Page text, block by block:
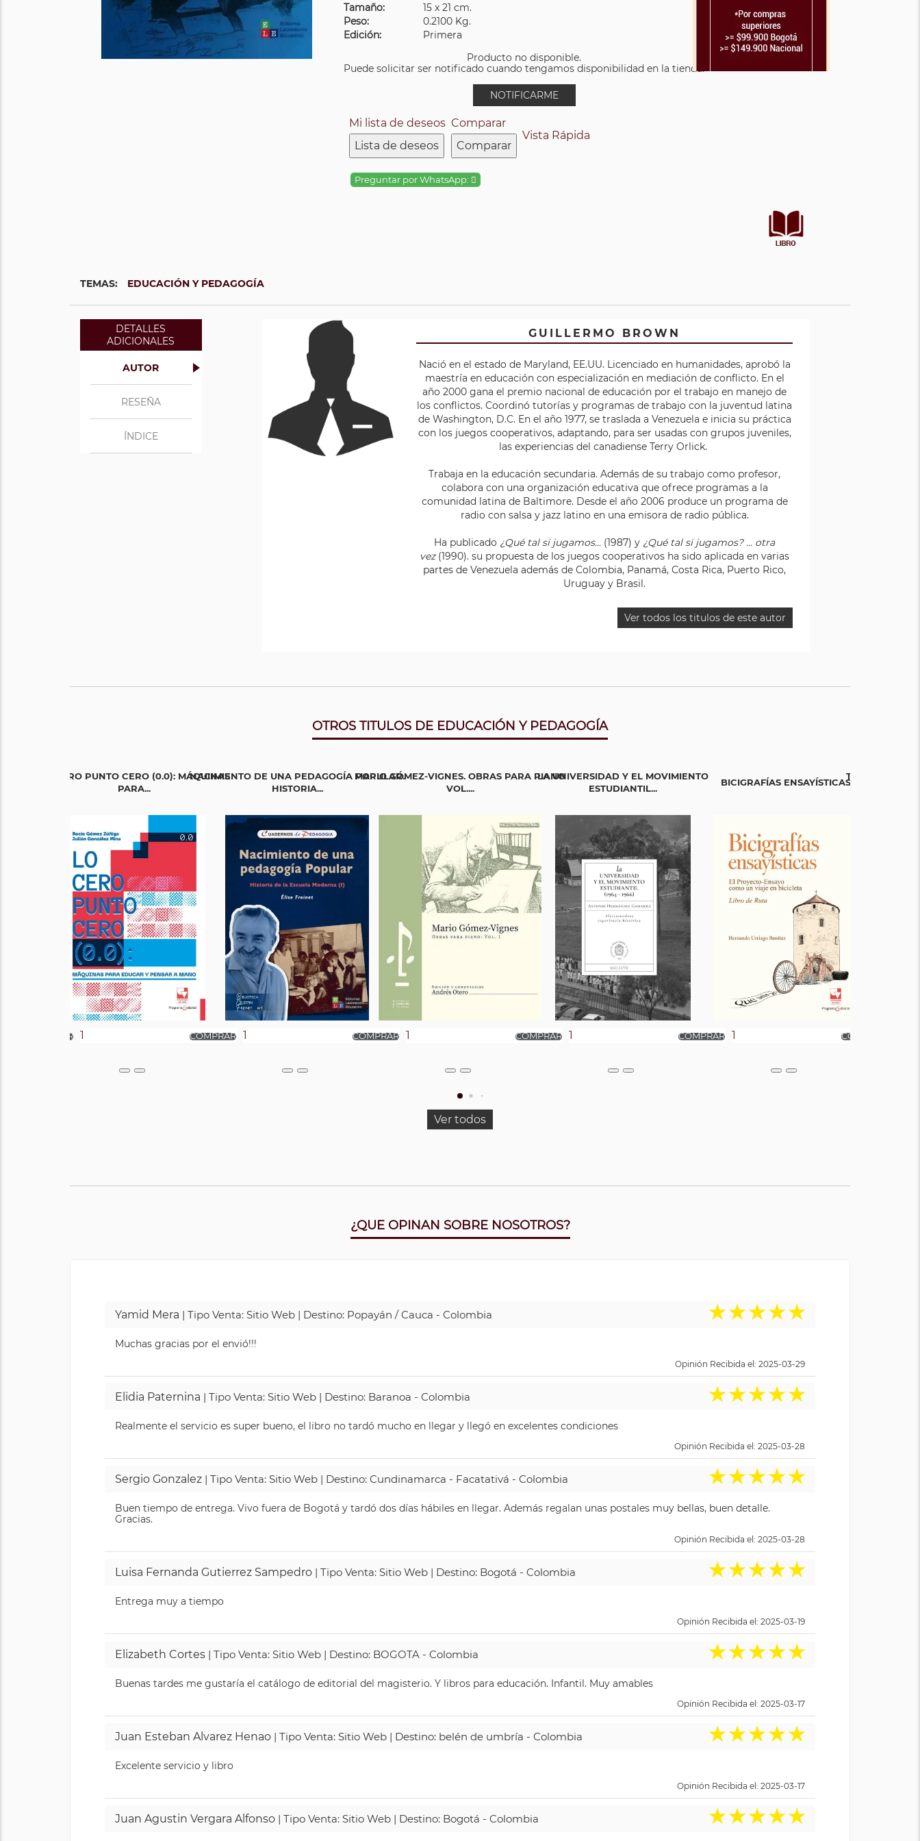
Tamaño:
15 x 21 cm.
Peso:
0.2100 Kg.
Edición:
Primera
Producto no disponible.
Puede solicitar ser notificado cuando tengamos disponibilidad en la tienda.
NOTIFICARME
Mi lista de deseos
Lista de deseos
Comparar
Comparar
Vista Rápida
Preguntar por WhatsApp:
TEMAS: EDUCACIÓN Y PEDAGOGÍA
DETALLES
ADICIONALES
AUTOR
RESEÑA
ÍNDICE
GUILLERMO BROWN
Nació en el estado de Maryland, EE.UU. Licenciado en humanidades, aprobó la
maestría en educación con especialización en mediación de conflicto. En el
año 2000 gana el premio nacional de educación por el trabajo en manejo de
los conflictos. Coordinó tutorías y programas de trabajo con la juventud latina
de Washington, D.C. En el año 1977, se traslada a Venezuela e inicia su práctica
con los juegos cooperativos, adaptando, para ser usadas con grupos juveniles,
las experiencias del canadiense Terry Orlick.
Trabaja en la educación secundaria. Además de su trabajo como profesor,
colabora con una organización educativa que ofrece programas a la
comunidad latina de Baltimore. Desde el año 2006 produce un programa de
radio con salsa y jazz latino en una emisora de radio pública.
Ha publicado ¿Qué tal si jugamos... (1987) y ¿Qué tal si jugamos? ... otra
vez(1990). su propuesta de los juegos cooperativos ha sido aplicada en varias
partes de Venezuela además de Colombia, Panamá, Costa Rica, Puerto Rico,
Uruguay y Brasil.
Ver todos los titulos de este autor
OTROS TITULOS DE EDUCACIÓN Y PEDAGOGÍA
LO CERO PUNTO CERO (0.0): MÁQUINAS
PARA...
NACIMIENTO DE UNA PEDAGOGÍA POPULAR.
HISTORIA...
MARIO GÓMEZ-VIGNES. OBRAS PARA PIANO
VOL....
LA UNIVERSIDAD Y EL MOVIMIENTO
ESTUDIANTIL...
BICIGRAFÍAS ENSAYÍSTICAS
TEJIENDO
Ver todos
¿QUE OPINAN SOBRE NOSOTROS?
Yamid Mera | Tipo Venta: Sitio Web | Destino: Popayán / Cauca - Colombia ★★★★★
Muchas gracias por el envió!!!
Opinión Recibida el: 2025-03-29
Elidia Paternina | Tipo Venta: Sitio Web | Destino: Baranoa - Colombia ★★★★★
Realmente el servicio es super bueno, el libro no tardó mucho en llegar y llegó en excelentes condiciones
Opinión Recibida el: 2025-03-28
Sergio Gonzalez | Tipo Venta: Sitio Web | Destino: Cundinamarca - Facatativá - Colombia ★★★★★
Buen tiempo de entrega. Vivo fuera de Bogotá y tardó dos días hábiles en llegar. Además regalan unas postales muy bellas, buen detalle.
Gracias.
Opinión Recibida el: 2025-03-28
Luisa Fernanda Gutierrez Sampedro | Tipo Venta: Sitio Web | Destino: Bogotá - Colombia ★★★★★
Entrega muy a tiempo
Opinión Recibida el: 2025-03-19
Elizabeth Cortes | Tipo Venta: Sitio Web | Destino: BOGOTA - Colombia ★★★★★
Buenas tardes me gustaría el catálogo de editorial del magisterio. Y libros para educación. Infantil. Muy amables
Opinión Recibida el: 2025-03-17
Juan Esteban Alvarez Henao | Tipo Venta: Sitio Web | Destino: belén de umbría - Colombia ★★★★★
Excelente servicio y libro
Opinión Recibida el: 2025-03-17
Juan Agustin Vergara Alfonso | Tipo Venta: Sitio Web | Destino: Bogotá - Colombia ★★★★★